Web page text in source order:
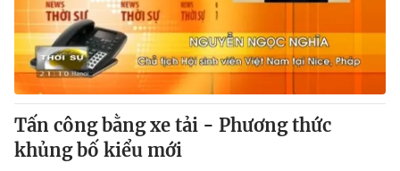
Thị trường 24h Tấm lòng Việt
VTV4 Vươn mình bằng AI
VTV9
Tấn công bằng xe tải - Phương thức
khủng bố kiểu mới